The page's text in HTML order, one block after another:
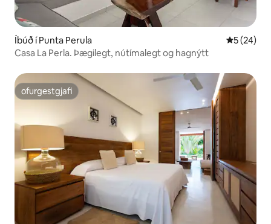
Íbúð í Punta Perula 5 af 5 í
5 (24)
Casa La Perla. Þægilegt, nútímalegt og hagnýtt
ofurgestgjafi
ofurgestgjafi